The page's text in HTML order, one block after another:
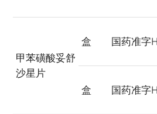
甲苯磺酸妥舒
沙星片
盒 国药准字
盒 国药准字